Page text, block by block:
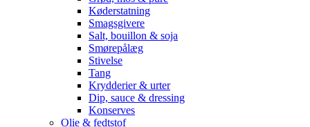
Køderstatning
Smagsgivere
Salt, bouillon & soja
Smørepålæg
Stivelse
Tang
Krydderier & urter
Dip, sauce & dressing
Konserves
Olie & fedtstof